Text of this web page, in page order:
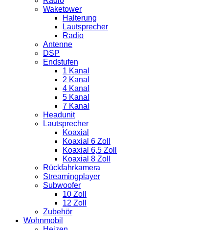
Waketower
Halterung
Lautsprecher
Radio
Antenne
DSP
Endstufen
1 Kanal
2 Kanal
4 Kanal
5 Kanal
7 Kanal
Headunit
Lautsprecher
Koaxial
Koaxial 6 Zoll
Koaxial 6,5 Zoll
Koaxial 8 Zoll
Rückfahrkamera
Streamingplayer
Subwoofer
10 Zoll
12 Zoll
Zubehör
Wohnmobil